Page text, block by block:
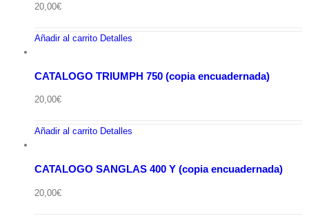
20,00€
Añadir al carrito Detalles
CATALOGO TRIUMPH 750 (copia encuadernada)
20,00€
Añadir al carrito Detalles
CATALOGO SANGLAS 400 Y (copia encuadernada)
20,00€